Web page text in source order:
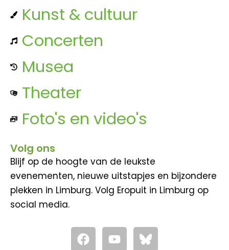
Kunst & cultuur
Concerten
Musea
Theater
Foto's en video's
Volg ons
Blijf op de hoogte van de leukste
evenementen, nieuwe uitstapjes en bijzondere
plekken in Limburg. Volg Eropuit in Limburg op
social media.
F
a
Y
o